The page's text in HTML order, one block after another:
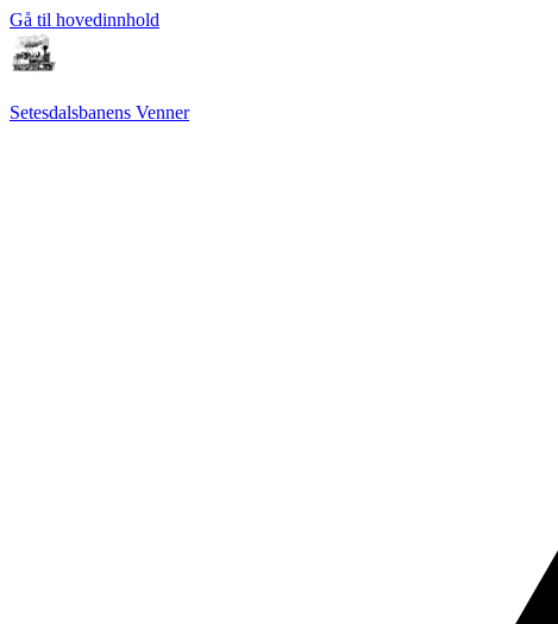
Gå til hovedinnhold
Setesdalsbanens Venner